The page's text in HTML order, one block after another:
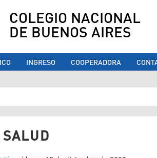
COLEGIO NACIONAL
DE BUENOS AIRES
INGRESO COOPERADORA
usted aquí